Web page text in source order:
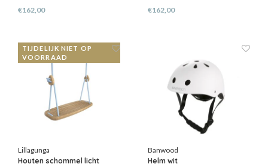
€162,00 €162,00
TIJDELIJK NIET OP
VOORRAAD
Lillagunga
Houten schommel licht
Banwood
Helm wit